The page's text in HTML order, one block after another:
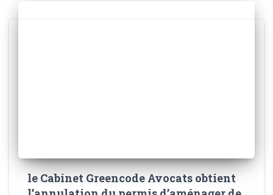
le Cabinet Greencode Avocats obtient